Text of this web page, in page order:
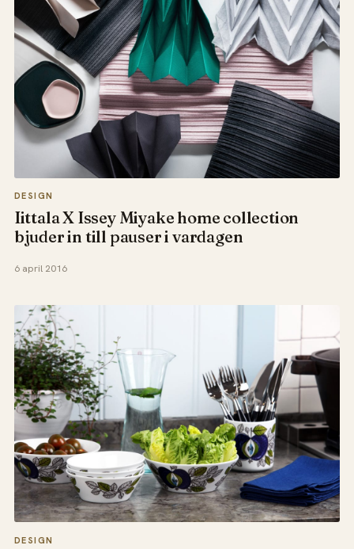
DESIGN
Iittala X Issey Miyake home collection
bjuder in till pauser i vardagen
6 april 2016
DESIGN